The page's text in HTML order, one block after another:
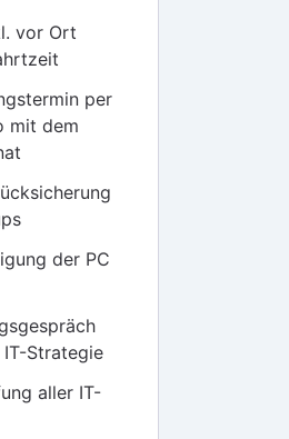
vor Ort
per
mit dem
der PC
Strategie
aller IT-